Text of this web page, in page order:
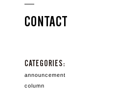
CONTACT
CATEGORIES:
announcement
column